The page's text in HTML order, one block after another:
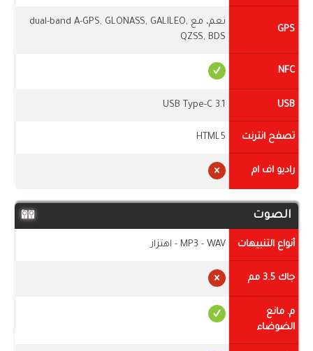
GPS
نعم، مع dual-band A-GPS, GLONASS, GALILEO,
QZSS, BDS
NFC
USB
USB Type-C 3.1
تصفح انترنت HTML5
راديو اف ام
الصوت
أنواع التنبيهات MP3 - WAV - اهتزاز
جاك 3.5 مم
م. مانع
الضوضاء